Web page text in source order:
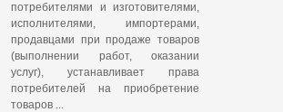
потребителями и изготовителями,
исполнителями, импортерами,
продавцами при продаже товаров
(выполнении работ, оказании
услуг), устанавливает права
потребителей на приобретение
товаров ...